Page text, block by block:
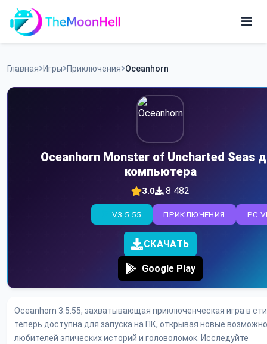
Skip
content
Приложения
Главная Игры Приключения Oceanhorn
Oceanhorn Monster of Uncharted Seas
компьютера
3.0 8 482
PC
ПРИКЛЮЧЕНИЯ
V3.5.55
СКАЧАТЬ
Google Play
Oceanhorn 3.5.55, захватывающая приключенческая игра в
теперь доступна для запуска на ПК, открывая новые
любителей эпических историй и головоломок. Исследуйте